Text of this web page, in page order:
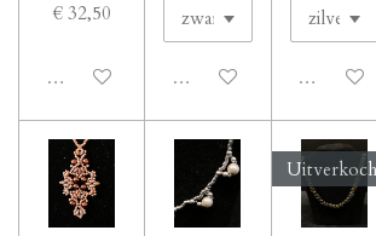
€ 32,50
Uitgeschakeld Uitgeschakeld